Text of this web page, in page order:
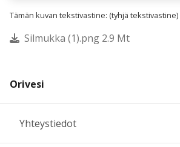
Tämän kuvan tekstivastine: (tyhjä tekstivastine)
Silmukka (1).png 2.9 Mt
Orivesi
Yhteystiedot